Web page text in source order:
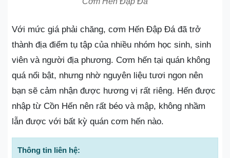
Với mức giá phải chăng, cơm Hến Đập Đá đã trở
thành địa điểm tụ tập của nhiều nhóm học sinh, sinh
viên và người địa phương. Cơm hến tại quán không
quá nổi bật, nhưng nhờ nguyên liệu tươi ngon nên
bạn sẽ cảm nhận được hương vị rất riêng. Hến được
nhập từ Cồn Hến nên rất béo và mập, không nhầm
lẫn được với bất kỳ quán cơm hến nào.
Thông tin liên hệ: